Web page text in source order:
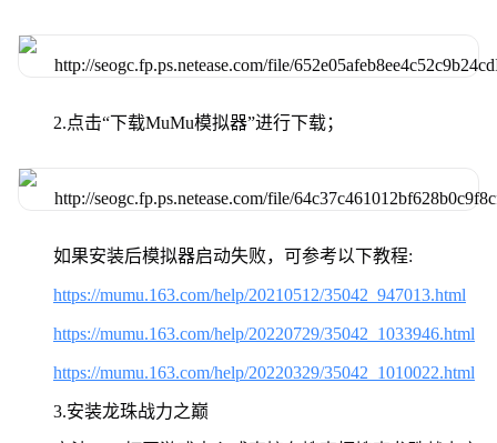
2.点击“下载MuMu模拟器”进行下载；
如果安装后模拟器启动失败，可参考以下教程:
https://mumu.163.com/help/20210512/35042_947013.html
https://mumu.163.com/help/20220729/35042_1033946.html
https://mumu.163.com/help/20220329/35042_1010022.html
3.安装龙珠战力之巅